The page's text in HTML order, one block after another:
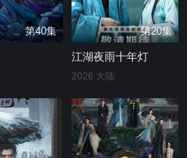
第40集 第20集
江湖夜雨十年灯
2026 大陆